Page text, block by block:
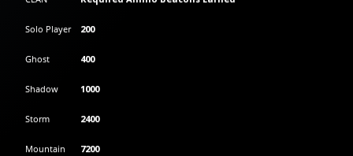
Solo Player 200
Ghost 400
Shadow 1000
Storm 2400
Mountain 7200